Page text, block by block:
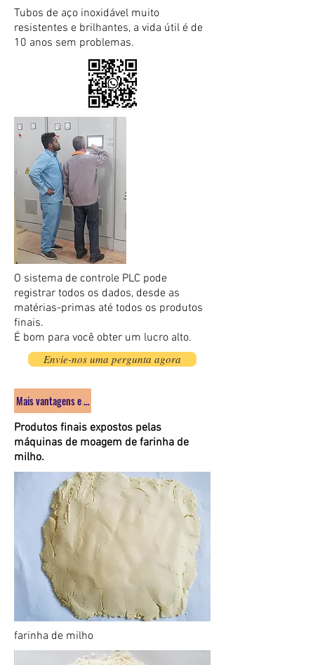
Tubos de aço inoxidável muito
resistentes e brilhantes, a vida útil é de
10 anos sem problemas.
O sistema de controle PLC pode
registrar todos os dados, desde as
matérias-primas até todos os produtos
finais.
É bom para você obter um lucro alto.
Envie-nos uma pergunta agora
Mais vantagens e detalhes para máquina de moagem de milho
Produtos finais expostos pelas
máquinas de moagem de farinha de
milho.
farinha de milho